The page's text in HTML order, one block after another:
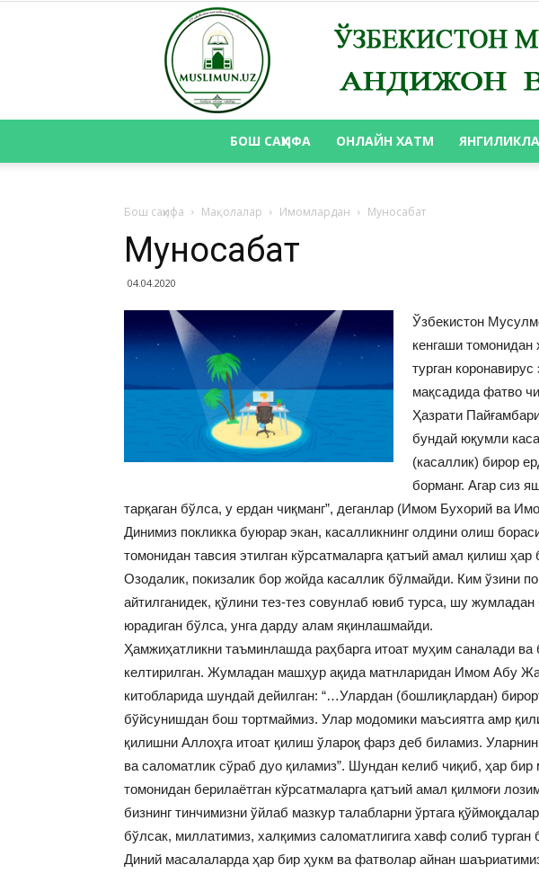
БОШ САҲИФА ОНЛАЙН ХАТМ
Бош саҳифа Мақолалар Имомлардан Муносабат
Муносабат
04.04.2020
Ўзбекистон
кенгаши томонидан
турган
мақсадида фатво
Ҳазрати
бундай юқумли
(касаллик) бирор
борманг. Агар сиз
тарқаган бўлса, у ердан чиқманг”, деганлар (Имом Бухорий ва
Динимиз покликка буюрар экан, касалликнинг олдини олиш
томонидан тавсия этилган кўрсатмаларга қатъий амал қилиш
Озодалик, покизалик бор жойда касаллик бўлмайди. Ким ўзини
айтилганидек, қўлини тез-тез совунлаб ювиб турса, шу жумладан
юрадиган бўлса, унга дарду алам яқинлашмайди.
Ҳамжиҳатликни таъминлашда раҳбарга итоат муҳим саналади
келтирилган. Жумладан машҳур ақида матнларидан Имом Абу
китобларида шундай дейилган: “…Улардан (бошлиқлардан)
бўйсунишдан бош тортмаймиз. Улар модомики маъсиятга амр
қилишни Аллоҳга итоат қилиш ўлароқ фарз деб биламиз.
ва саломатлик сўраб дуо қиламиз”. Шундан келиб чиқиб, ҳар
томонидан берилаётган кўрсатмаларга қатъий амал қилмоғи
бизнинг тинчимизни ўйлаб мазкур талабларни ўртага
бўлсак, миллатимиз, халқимиз саломатлигига хавф солиб турган
Диний масалаларда ҳар бир ҳукм ва фатволар айнан